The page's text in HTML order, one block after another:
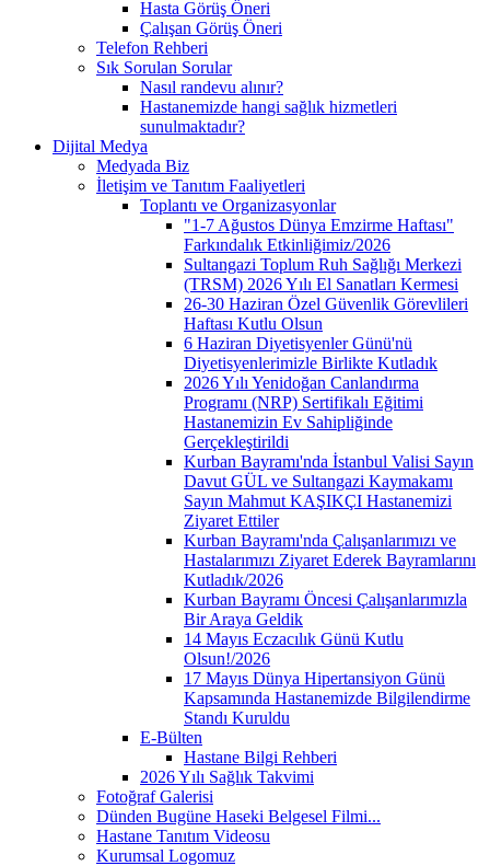
Hasta Görüş Öneri
Çalışan Görüş Öneri
Telefon Rehberi
Sık Sorulan Sorular
Nasıl randevu alınır?
Hastanemizde hangi sağlık hizmetleri
sunulmaktadır?
Dijital Medya
Medyada Biz
İletişim ve Tanıtım Faaliyetleri
Toplantı ve Organizasyonlar
"1-7 Ağustos Dünya Emzirme Haftası"
Farkındalık Etkinliğimiz/2026
Sultangazi Toplum Ruh Sağlığı Merkezi
(TRSM) 2026 Yılı El Sanatları Kermesi
26-30 Haziran Özel Güvenlik Görevlileri
Haftası Kutlu Olsun
6 Haziran Diyetisyenler Günü'nü
Diyetisyenlerimizle Birlikte Kutladık
2026 Yılı Yenidoğan Canlandırma
Programı (NRP) Sertifikalı Eğitimi
Hastanemizin Ev Sahipliğinde
Gerçekleştirildi
Kurban Bayramı'nda İstanbul Valisi Sayın
Davut GÜL ve Sultangazi Kaymakamı
Sayın Mahmut KAŞIKÇI Hastanemizi
Ziyaret Ettiler
Kurban Bayramı'nda Çalışanlarımızı ve
Hastalarımızı Ziyaret Ederek Bayramlarını
Kutladık/2026
Kurban Bayramı Öncesi Çalışanlarımızla
Bir Araya Geldik
14 Mayıs Eczacılık Günü Kutlu
Olsun!/2026
17 Mayıs Dünya Hipertansiyon Günü
Kapsamında Hastanemizde Bilgilendirme
Standı Kuruldu
E-Bülten
Hastane Bilgi Rehberi
2026 Yılı Sağlık Takvimi
Fotoğraf Galerisi
Dünden Bugüne Haseki Belgesel Filmi...
Hastane Tanıtım Videosu
Kurumsal Logomuz